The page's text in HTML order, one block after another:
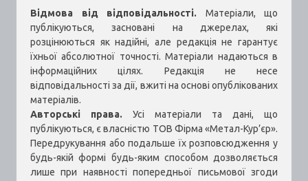
Відмова від відповідальності. Матеріали, що
публікуються, засновані на джерелах, які
розцінюються як надійні, але редакція не гарантує
їхньої абсолютної точності. Матеріали надаються в
інформаційних цілях. Редакція не несе
відповідальності за дії, вжиті на основі опублікованих
матеріалів.
Авторські права. Усі матеріали та дані, що
публікуються, є власністю ТОВ Фірма «Метал-Кур’єр».
Передрукування або подальше їх розповсюдження у
будь-якій формі будь-яким способом дозволяється
лише при наявності попередньої письмової згоди